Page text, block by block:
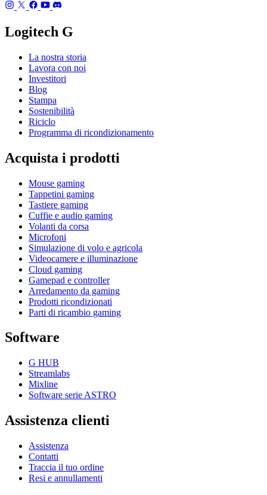
Logitech G
La nostra storia
Lavora con noi
Investitori
Blog
Stampa
Sostenibilità
Riciclo
Programma di ricondizionamento
Acquista i prodotti
Mouse gaming
Tappetini gaming
Tastiere gaming
Cuffie e audio gaming
Volanti da corsa
Microfoni
Simulazione di volo e agricola
Videocamere e illuminazione
Cloud gaming
Gamepad e controller
Arredamento da gaming
Prodotti ricondizionati
Parti di ricambio gaming
Software
G HUB
Streamlabs
Mixline
Software serie ASTRO
Assistenza clienti
Assistenza
Contatti
Traccia il tuo ordine
Resi e annullamenti